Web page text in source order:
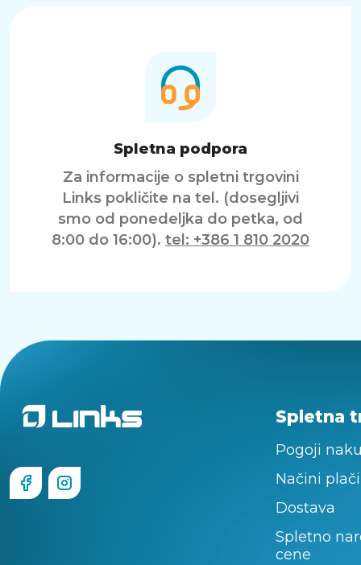
Spletna podpora
Za informacije o spletni trgovini
Links pokličite na tel. (dosegljivi
smo od ponedeljka do petka, od
8:00 do 16:00). tel: +386 1 810 2020
Spletna
Pogoji
Načini
Dostava
Spletno
cene